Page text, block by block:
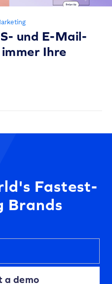
und E-Mail-
Ihre
Fastest-
Brands
a demo